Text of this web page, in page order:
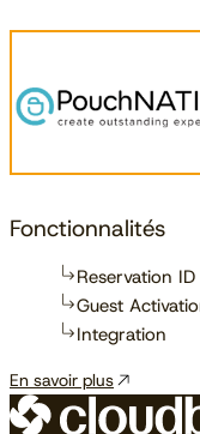
Fonctionnalités
Reservation
Guest
Integration
En savoir plus